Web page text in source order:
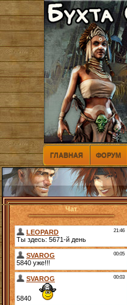
ГЛАВНАЯ ФОРУМ
Чат